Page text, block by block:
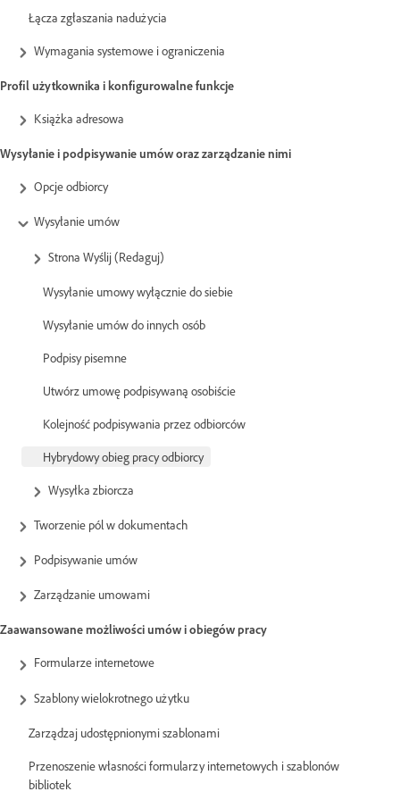
Łącza zgłaszania nadużycia
Wymagania systemowe i ograniczenia
Profil użytkownika i konfigurowalne funkcje
Książka adresowa
Wysyłanie i podpisywanie umów oraz zarządzanie nimi
Opcje odbiorcy
Wysyłanie umów
Strona Wyślij (Redaguj)
Wysyłanie umowy wyłącznie do siebie
Wysyłanie umów do innych osób
Podpisy pisemne
Utwórz umowę podpisywaną osobiście
Kolejność podpisywania przez odbiorców
Hybrydowy obieg pracy odbiorcy
Wysyłka zbiorcza
Tworzenie pól w dokumentach
Podpisywanie umów
Zarządzanie umowami
Zaawansowane możliwości umów i obiegów pracy
Formularze internetowe
Szablony wielokrotnego użytku
Zarządzaj udostępnionymi szablonami
Przenoszenie własności formularzy internetowych i szablonów
bibliotek